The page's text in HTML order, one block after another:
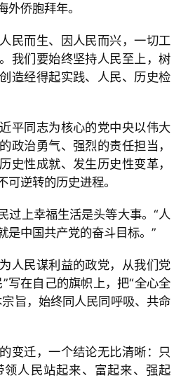
侨胞拜年。
民而生、因人民而兴，一切工
我们要始终坚持人民至上，树
造经得起实践、人民、历史检
平同志为核心的党中央以伟大
政治勇气、强烈的责任担当，
史性成就、发生历史性变革，
逆转的历史进程。
过上幸福生活是头等大事。“人
是中国共产党的奋斗目标。”
人民谋利益的政党，从我们党
写在自己的旗帜上，把“全心全
旨，始终同人民同呼吸、共命
变迁，一个结论无比清晰：只
人民站起来、富起来、强起